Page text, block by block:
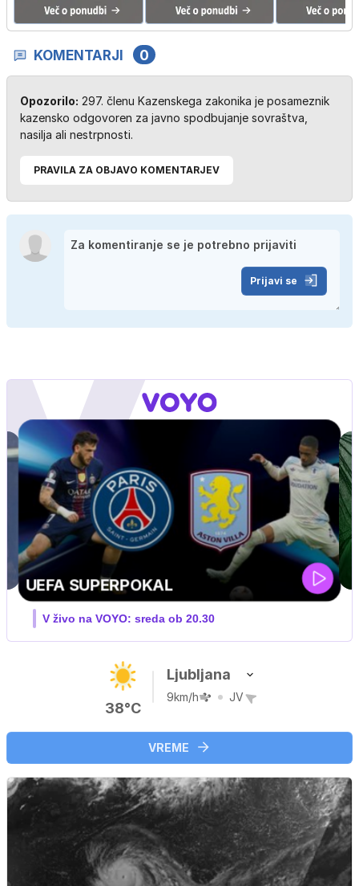
KOMENTARJI 0
Opozorilo: 297. členu Kazenskega zakonika je posameznik
kazensko odgovoren za javno spodbujanje sovraštva,
nasilja ali nestrpnosti.
PRAVILA ZA OBJAVO KOMENTARJEV
Prijavi se
38°C
Ljubljana
9km/h JV
VREME